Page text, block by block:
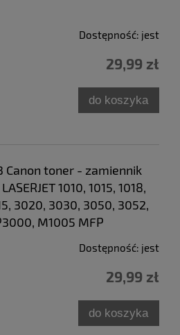
Dostępność: jest
29,99 zł
do koszyka
Canon toner - zamiennik
1010, 1015, 1018,
3020, 3030, 3050, 3052,
M1005 MFP
Dostępność: jest
29,99 zł
do koszyka